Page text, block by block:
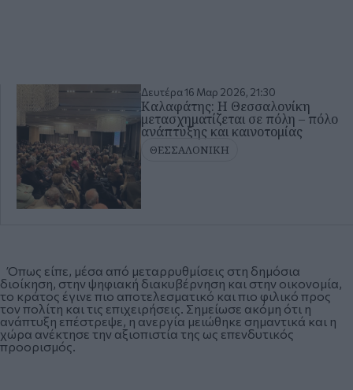
Δευτέρα 16 Μαρ 2026, 21:30
Καλαφάτης: Η Θεσσαλονίκη
μετασχηματίζεται σε πόλη – πόλο
ανάπτυξης και καινοτομίας
ΘΕΣΣΑΛΟΝΙΚΗ
Όπως είπε, μέσα από μεταρρυθμίσεις στη δημόσια
διοίκηση, στην ψηφιακή διακυβέρνηση και στην οικονομία,
το κράτος έγινε πιο αποτελεσματικό και πιο φιλικό προς
τον πολίτη και τις επιχειρήσεις. Σημείωσε ακόμη ότι η
ανάπτυξη επέστρεψε, η ανεργία μειώθηκε σημαντικά και η
χώρα ανέκτησε την αξιοπιστία της ως επενδυτικός
προορισμός.